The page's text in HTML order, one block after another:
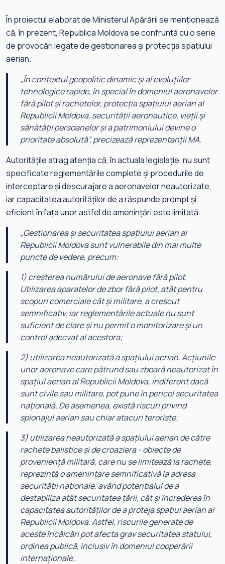
În proiectul elaborat de Ministerul Apărării se menționează
că, în prezent, Republica Moldova se confruntă cu o serie
de provocări legate de gestionarea și protecția spațiului
aerian.
„În contextul geopolitic dinamic și al evoluțiilor
tehnologice rapide, în special în domeniul aeronavelor
fără pilot și rachetelor, protecția spațiului aerian al
Republicii Moldova, securității aeronautice, vieții și
sănătății persoanelor și a patrimoniului devine o
prioritate absolută”, precizează reprezentanții MA.
Autoritățile atrag atenția că, în actuala legislație, nu sunt
specificate reglementările complete și procedurile de
interceptare și descurajare a aeronavelor neautorizate,
iar capacitatea autorităților de a răspunde prompt și
eficient în fața unor astfel de amenințări este limitată.
„Gestionarea și securitatea spațiului aerian al
Republicii Moldova sunt vulnerabile din mai multe
puncte de vedere, precum:
1) creșterea numărului de aeronave fără pilot.
Utilizarea aparatelor de zbor fără pilot, atât pentru
scopuri comerciale cât și militare, a crescut
semnificativ, iar reglementările actuale nu sunt
suficient de clare și nu permit o monitorizare și un
control adecvat al acestora;
2) utilizarea neautorizată a spațiului aerian. Acțiunile
unor aeronave care pătrund sau zboară neautorizat în
spațiul aerian al Republicii Moldova, indiferent dacă
sunt civile sau militare, pot pune în pericol securitatea
națională. De asemenea, există riscuri privind
spionajul aerian sau chiar atacuri teroriste;
3) utilizarea neautorizată a spațiului aerian de către
rachete balistice și de croaziera - obiecte de
proveniență militară, care nu se limitează la rachete,
reprezintă o amenințare semnificativă la adresa
securității naționale, având potențialul de a
destabiliza atât securitatea țării, cât și încrederea în
capacitatea autorităților de a proteja spațiul aerian al
Republicii Moldova. Astfel, riscurile generate de
aceste încălcări pot afecta grav securitatea statului,
ordinea publică, inclusiv în domeniul cooperării
internaționale;